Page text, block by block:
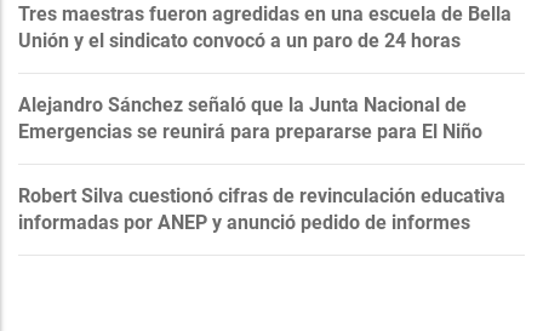
Tres maestras fueron agredidas en una escuela de Bella
Unión y el sindicato convocó a un paro de 24 horas
Alejandro Sánchez señaló que la Junta Nacional de
Emergencias se reunirá para prepararse para El Niño
Robert Silva cuestionó cifras de revinculación educativa
informadas por ANEP y anunció pedido de informes